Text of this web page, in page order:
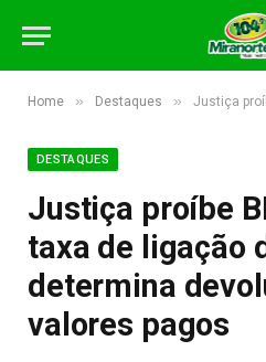
Home » Destaques » Justiça proíbe BRK de
DESTAQUES
Justiça proíbe
taxa de ligação
determina
valores pagos